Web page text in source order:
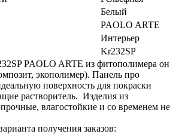
Белый
PAOLO ARTE
Интерьер
Kr232SP
PAOLO ARTE из фитополимера он
экополимер). Панель про
поверхность для покраски
растворитель. Изделия из
влагостойкие и со временем не
получения заказов: